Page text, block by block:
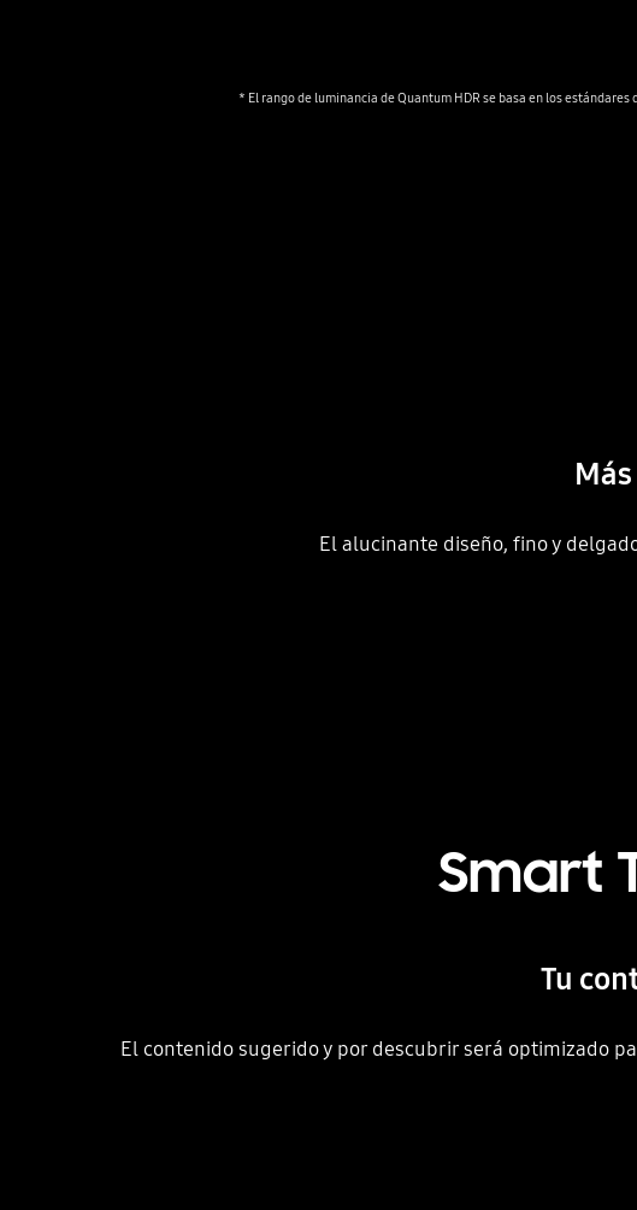
El alucinante diseño, fino y
Smart
Tu
El contenido sugerido y por descubrir será optimizado